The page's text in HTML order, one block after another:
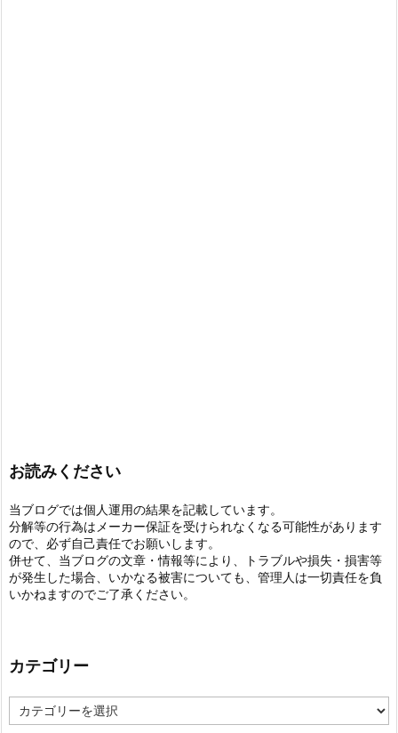
お読みください
当ブログでは個人運用の結果を記載しています。
分解等の行為はメーカー保証を受けられなくなる可能性があります
ので、必ず自己責任でお願いします。
併せて、当ブログの文章・情報等により、トラブルや損失・損害等
が発生した場合、いかなる被害についても、管理人は一切責任を負
いかねますのでご了承ください。
カテゴリー
テ